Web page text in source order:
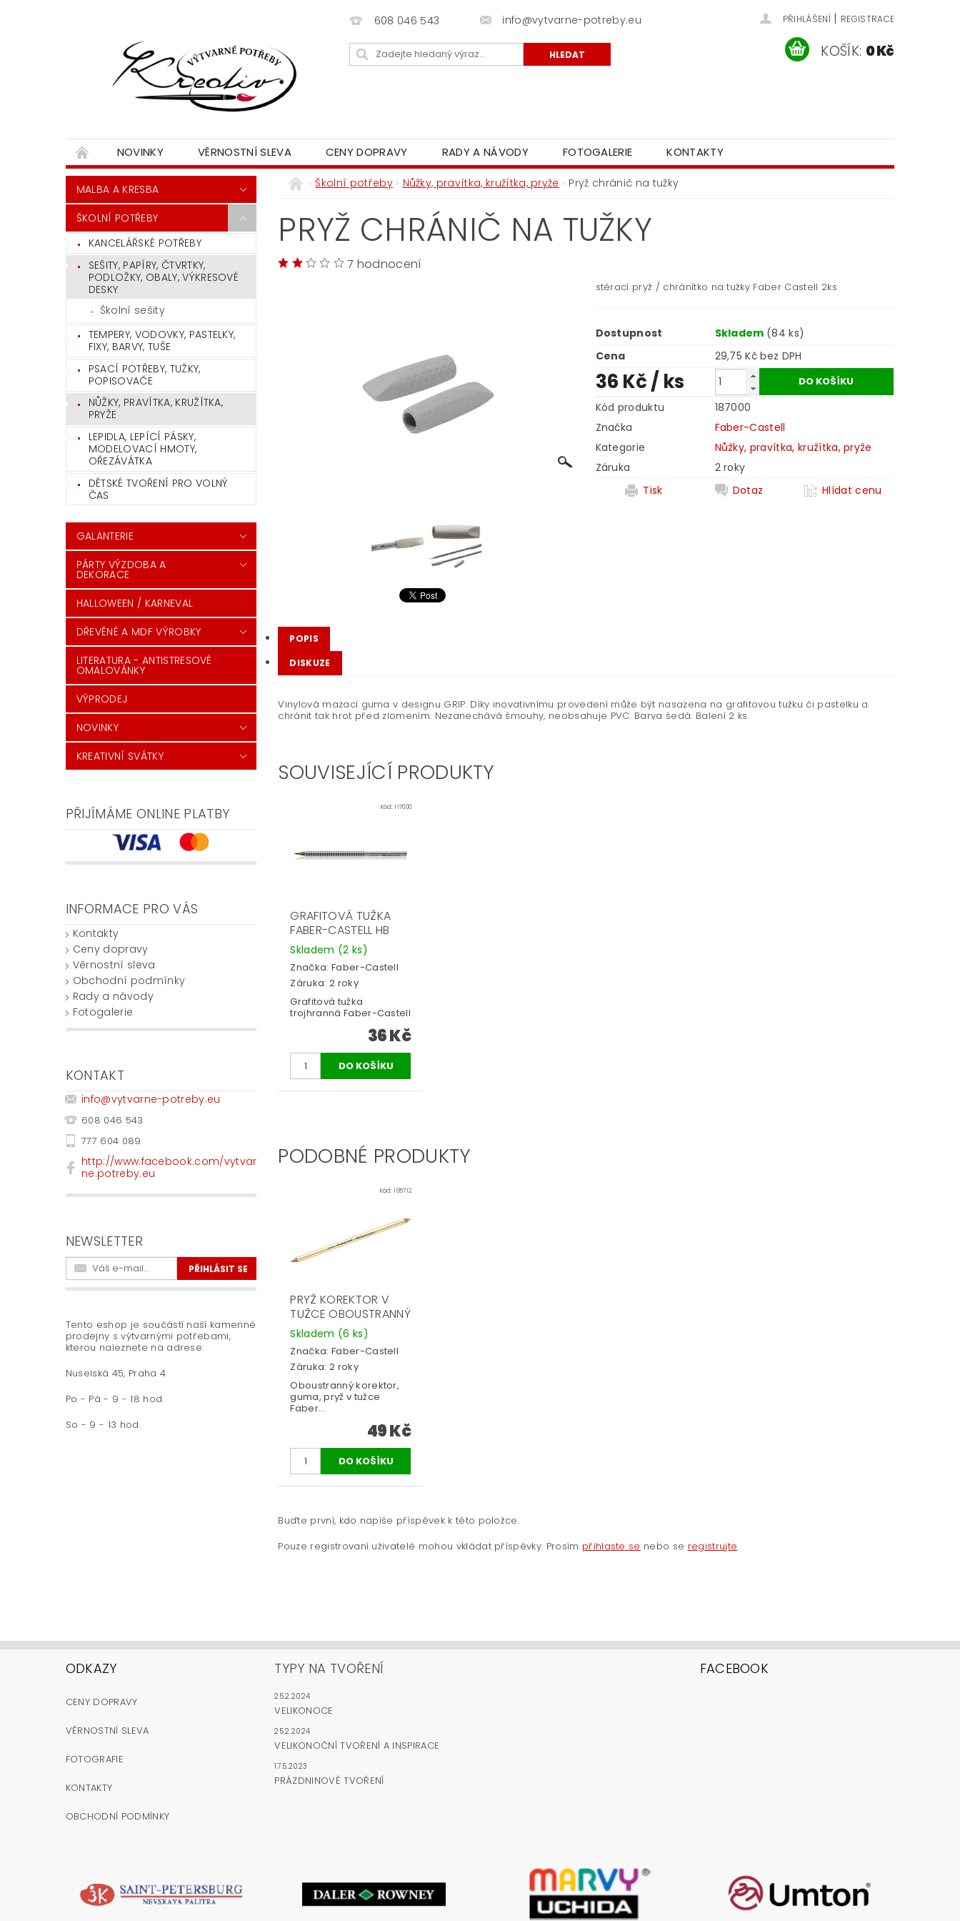
608 046 543 info@vytvarne-potreby.eu PŘIHLÁŠENÍ | REGISTRACE
KOŠÍK: 0 Kč
NOVINKY VĚRNOSTNÍ SLEVA CENY DOPRAVY RADY A NÁVODY FOTOGALERIE KONTAKTY
MALBA A KRESBA
ŠKOLNÍ POTŘEBY
KANCELÁŘSKÉ POTŘEBY
SEŠITY, PAPÍRY, ČTVRTKY,
PODLOŽKY, OBALY, VÝKRESOVÉ
DESKY
Školní sešity
TEMPERY, VODOVKY, PASTELKY,
FIXY, BARVY, TUŠE
PSACÍ POTŘEBY, TUŽKY,
POPISOVAČE
NŮŽKY, PRAVÍTKA, KRUŽÍTKA,
PRYŽE
LEPIDLA, LEPÍCÍ PÁSKY,
MODELOVACÍ HMOTY,
OŘEZÁVÁTKA
DĚTSKÉ TVOŘENÍ PRO VOLNÝ
ČAS
GALANTERIE
PÁRTY VÝZDOBA A
DEKORACE
HALLOWEEN / KARNEVAL
DŘEVĚNÉ A MDF VÝROBKY
LITERATURA - ANTISTRESOVÉ
OMALOVÁNKY
VÝPRODEJ
NOVINKY
KREATIVNÍ SVÁTKY
PŘIJÍMÁME ONLINE PLATBY
INFORMACE PRO VÁS
Kontakty
Ceny dopravy
Věrnostní sleva
Obchodní podmínky
Rady a návody
Fotogalerie
KONTAKT
info@vytvarne-potreby.eu
608 046 543
777 604 089
http://www.facebook.com/vytvar
ne.potreby.eu
NEWSLETTER
Tento eshop je součástí naší kamenné
prodejny s výtvarnými potřebami,
kterou naleznete na adrese:
Nuselská 45, Praha 4
Po - Pá - 9 - 18 hod.
So - 9 - 13 hod.
Školní potřeby Nůžky, pravítka, kružítka, pryže Pryž chránič na tužky
PRYŽ CHRÁNIČ NA TUŽKY
7 hodnocení
stěrací pryž / chránítko na tužky Faber Castell 2ks
Dostupnost Skladem (84 ks)
Cena
29,75 Kč bez DPH
36 Kč/ ks
Kód produktu
187000
Značka
Faber-Castell
Kategorie
Nůžky, pravítka, kružítka, pryže
Záruka
2 roky
Tisk
Dotaz Hlídat cenu
POPIS
DISKUZE
Vinylová mazací guma v designu GRIP. Díky inovativnímu provedení může být nasazena na grafitovou tužku či pastelku a
chránit tak hrot před zlomením. Nezanechává šmouhy, neobsahuje PVC. Barva šedá. Balení 2 ks.
SOUVISEJÍCÍ PRODUKTY
Kód:117000
GRAFITOVÁ TUŽKA
FABER-CASTELL HB
Skladem (2 ks)
Značka: Faber-Castell
Záruka: 2 roky
Grafitová tužka
trojhranná Faber-Castell
36 Kč
PODOBNÉ PRODUKTY
Kód:185712
PRYŽ KOREKTOR V
TUŽCE OBOUSTRANNÝ
Skladem (6 ks)
Značka: Faber-Castell
Záruka: 2 roky
Oboustranný korektor,
guma, pryž v tužce
Faber...
49 Kč
Buďte první, kdo napíše příspěvek k této položce.
Pouze registrovaní uživatelé mohou vkládat příspěvky. Prosím přihlaste se nebo se registrujte.
ODKAZY
CENY DOPRAVY
VĚRNOSTNÍ SLEVA
FOTOGRAFIE
KONTAKTY
OBCHODNÍ PODMÍNKY
TYPY NA TVOŘENÍ
25.2.2024
VELIKONOCE
25.2.2024
VELIKONOČNÍ TVOŘENÍ A INSPIRACE
17.5.2023
PRÁZDNINOVÉ TVOŘENÍ
FACEBOOK